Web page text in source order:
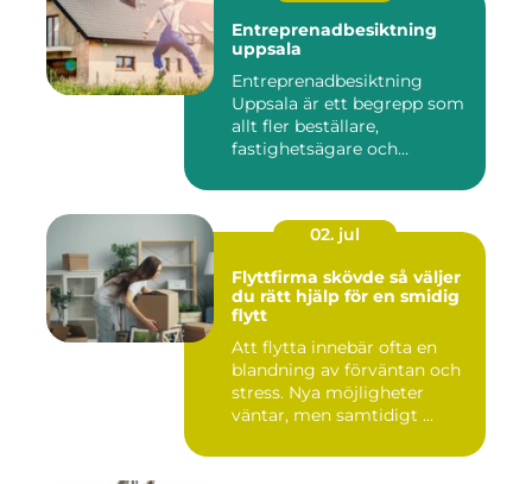
Entreprenadbesiktning
uppsala
Entreprenadbesiktning
Uppsala är ett begrepp som
allt fler beställare,
fastighetsägare och
02. jul
Flyttfirma skövde så väljer
du rätt hjälp för en smidig
flytt
Att flytta innebär ofta en
blandning av förväntan och
stress. Nya möjligheter
väntar, men samtidigt ...